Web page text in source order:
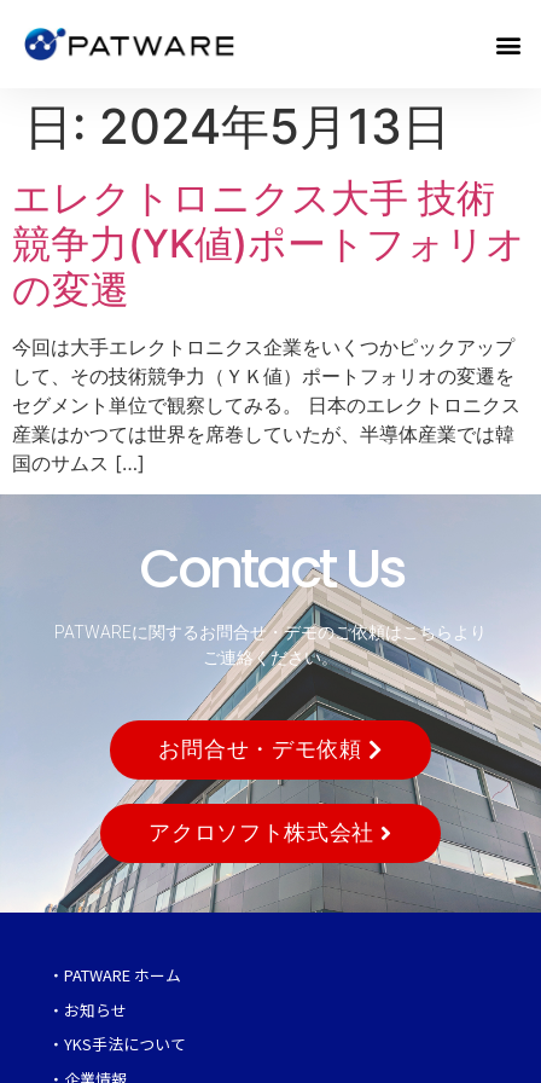
日: 2024年5月13日
エレクトロニクス大手 技術
競争力(YK値)ポートフォリオ
の変遷
今回は大手エレクトロニクス企業をいくつかピックアップ
して、その技術競争力（ＹＫ値）ポートフォリオの変遷を
セグメント単位で観察してみる。 日本のエレクトロニクス
産業はかつては世界を席巻していたが、半導体産業では韓
国のサムス […]
Contact Us
PATWAREに関するお問合せ・デモのご依頼はこちらより
ご連絡ください。
お問合せ・デモ依頼
アクロソフト株式会社
・ PATWARE ホーム
・ お知らせ
・ YKS手法について
・ 企業情報